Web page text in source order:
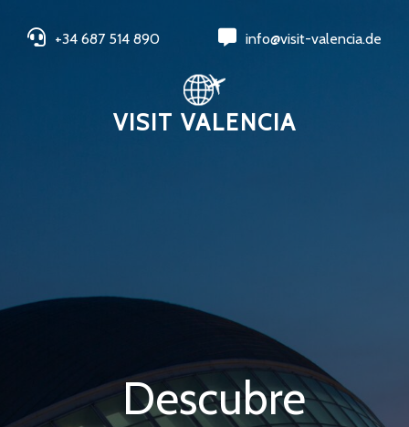
+34 687 514 890 info@visit-valencia.de
VISIT VALENCIA
Descubre